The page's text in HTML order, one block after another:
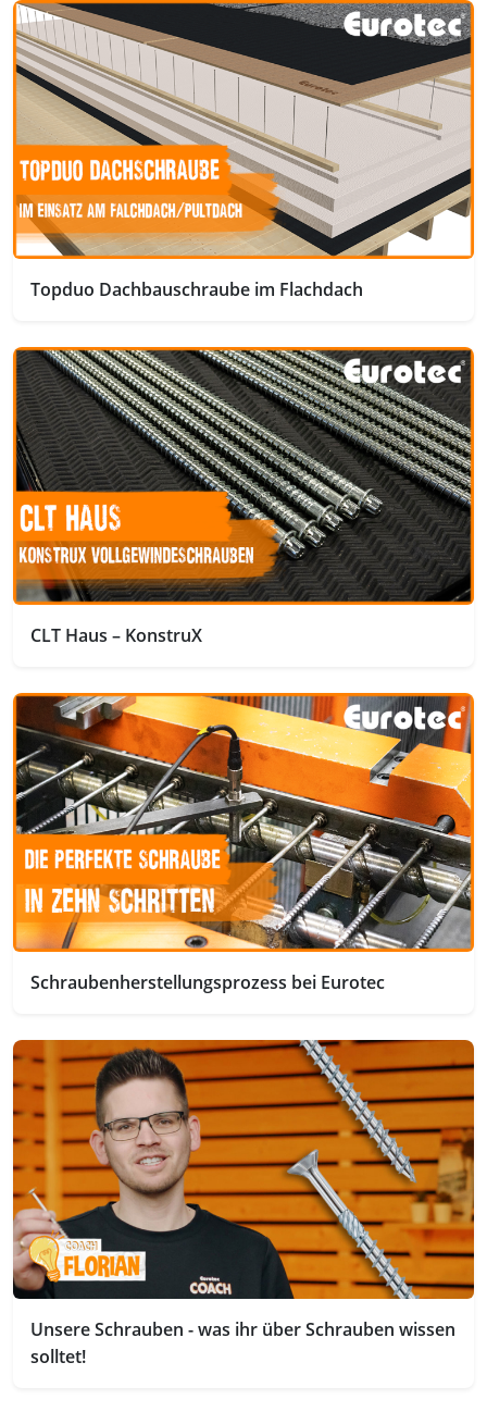
Topduo Dachbauschraube im Flachdach
CLT Haus – KonstruX
Schraubenherstellungsprozess bei Eurotec
Unsere Schrauben - was ihr über Schrauben wissen
solltet!